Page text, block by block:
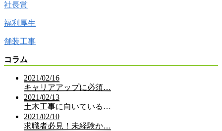
社長賞
福利厚生
舗装工事
コラム
2021/02/16
キャリアアップに必須…
2021/02/13
土木工事に向いている…
2021/02/10
求職者必見！未経験か…